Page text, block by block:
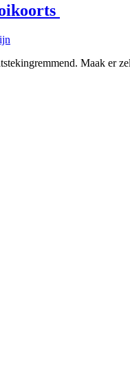
Maak er